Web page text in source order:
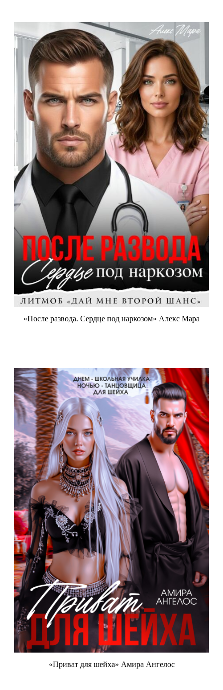
«После развода. Сердце под наркозом» Алекс Мара
«Приват для шейха» Амира Ангелос